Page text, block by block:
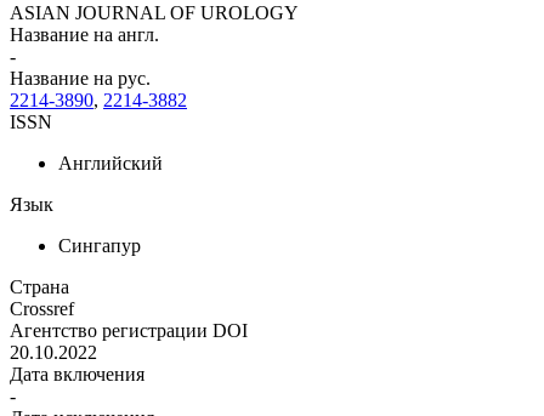
ASIAN JOURNAL OF UROLOGY
Название на англ.
-
Название на рус.
2214-3890, 2214-3882
ISSN
Английский
Язык
Сингапур
Страна
Crossref
Агентство регистрации DOI
20.10.2022
Дата включения
-